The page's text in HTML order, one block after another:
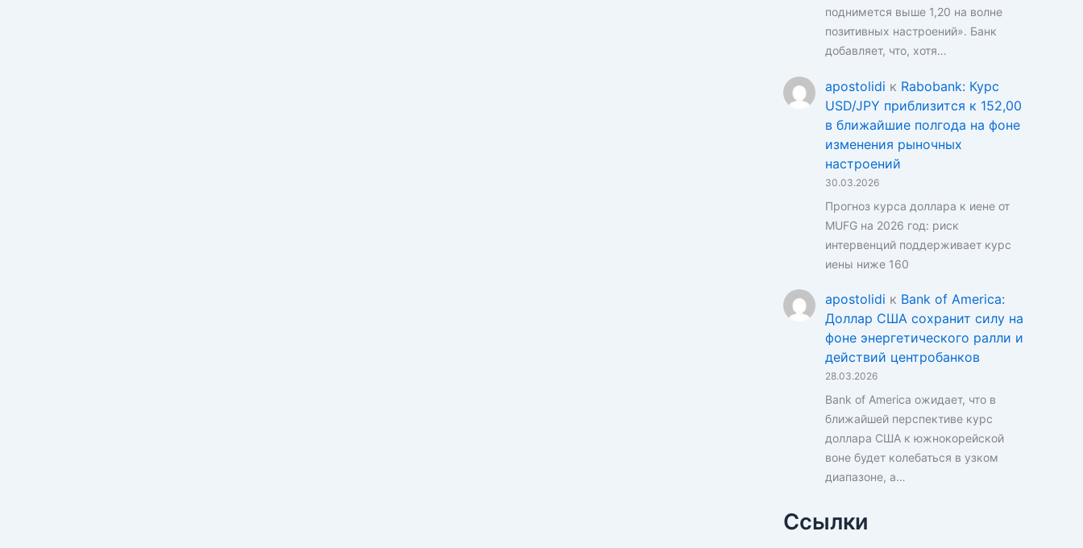
поднимется выше 1,20 на волне
позитивных настроений». Банк
добавляет, что, хотя…
apostolidi к Rabobank: Курс
USD/JPY приблизится к 152,00
в ближайшие полгода на фоне
изменения рыночных
настроений
30.03.2026
Прогноз курса доллара к иене от
MUFG на 2026 год: риск
интервенций поддерживает курс
иены ниже 160
apostolidi к Bank of America:
Доллар США сохранит силу на
фоне энергетического ралли и
действий центробанков
28.03.2026
Bank of America ожидает, что в
ближайшей перспективе курс
доллара США к южнокорейской
воне будет колебаться в узком
диапазоне, а…
Ссылки